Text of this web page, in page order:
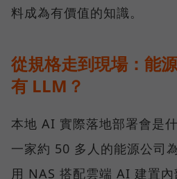
料成為有價值的知識。
從規格走到現場：能
有 LLM？
本地 AI 實際落地部署會是
一家約 50 多人的能源公司
用 NAS 搭配雲端 AI 建置